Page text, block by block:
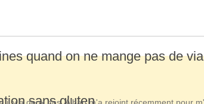
quand on ne mange pas de
sans gluten